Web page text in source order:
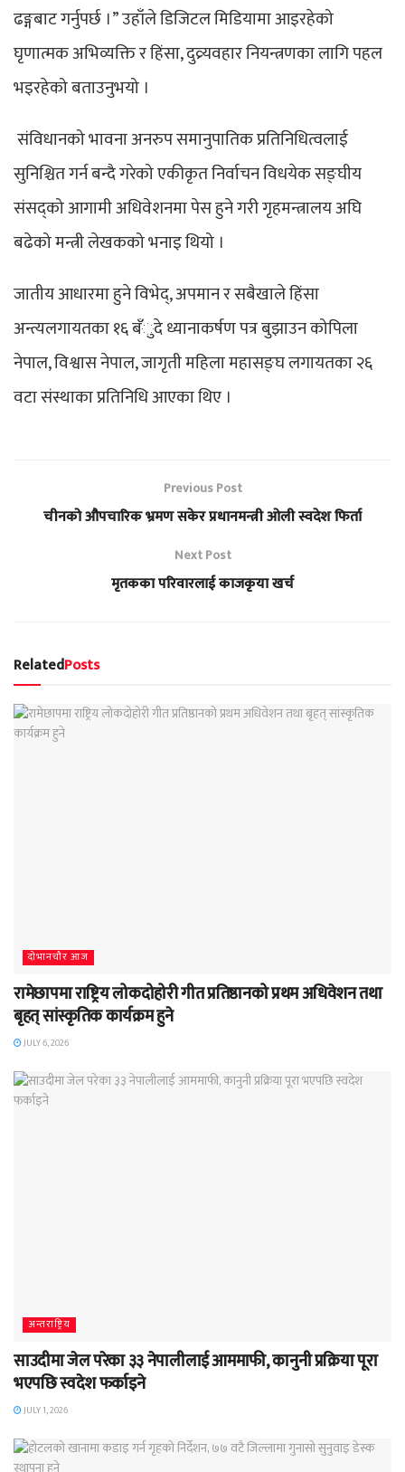
ढङ्गबाट गर्नुपर्छ ।” उहाँले डिजिटल मिडियामा आइरहेको
घृणात्मक अभिव्यक्ति र हिंसा, दुव्र्यवहार नियन्त्रणका लागि पहल
भइरहेको बताउनुभयो ।
संविधानको भावना अनरुप समानुपातिक प्रतिनिधित्वलाई
सुनिश्चित गर्न बन्दै गरेको एकीकृत निर्वाचन विधयेक सङ्घीय
संसद्को आगामी अधिवेशनमा पेस हुने गरी गृहमन्त्रालय अघि
बढेको मन्त्री लेखकको भनाइ थियो ।
जातीय आधारमा हुने विभेद्, अपमान र सबैखाले हिंसा
अन्त्यलगायतका १६ बँुदे ध्यानाकर्षण पत्र बुझाउन कोपिला
नेपाल, विश्वास नेपाल, जागृती महिला महासङ्घ लगायतका २६
वटा संस्थाका प्रतिनिधि आएका थिए ।
Previous Post
चीनको औपचारिक भ्रमण सकेर प्रधानमन्त्री ओली स्वदेश फिर्ता
Next Post
मृतकका परिवारलाई काजकृया खर्च
RelatedPosts
दाेभानचाैर आज
रामेछापमा राष्ट्रिय लोकदोहोरी गीत प्रतिष्ठानको प्रथम अधिवेशन तथा
बृहत् सांस्कृतिक कार्यक्रम हुने
JULY 6, 2026
अन्तराष्ट्रिय
साउदीमा जेल परेका ३३ नेपालीलाई आममाफी, कानुनी प्रक्रिया पूरा
भएपछि स्वदेश फर्काइने
JULY 1, 2026